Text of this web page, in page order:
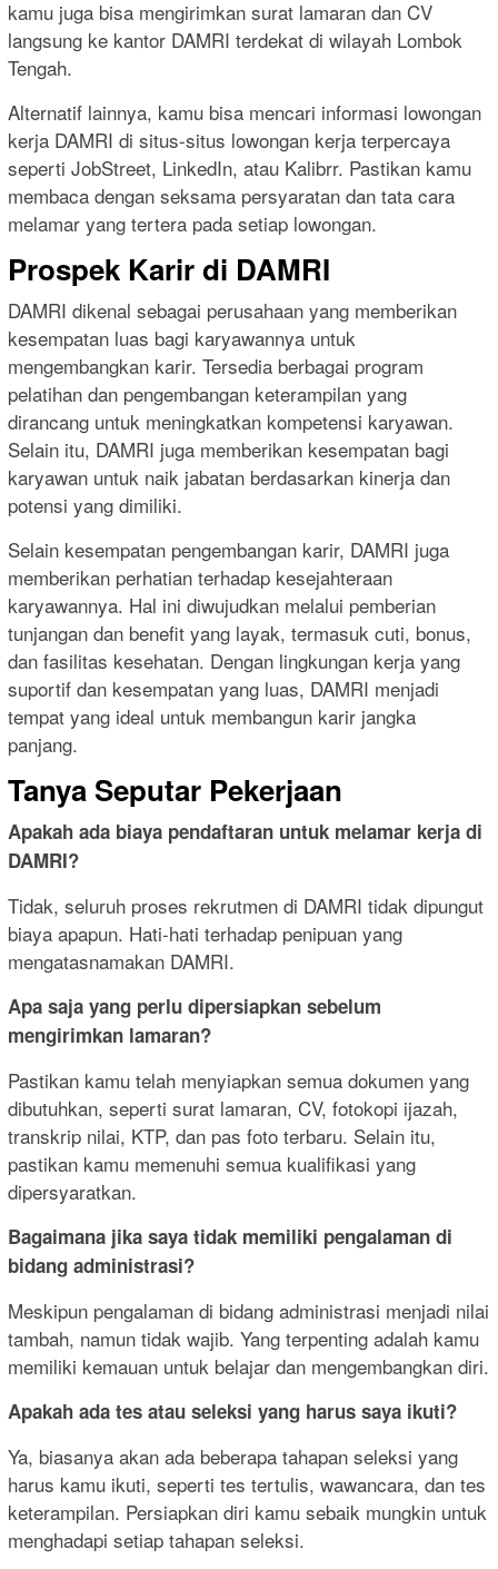
kamu juga bisa mengirimkan surat lamaran dan CV
langsung ke kantor DAMRI terdekat di wilayah Lombok
Tengah.
Alternatif lainnya, kamu bisa mencari informasi lowongan
kerja DAMRI di situs-situs lowongan kerja terpercaya
seperti JobStreet, LinkedIn, atau Kalibrr. Pastikan kamu
membaca dengan seksama persyaratan dan tata cara
melamar yang tertera pada setiap lowongan.
Prospek Karir di DAMRI
DAMRI dikenal sebagai perusahaan yang memberikan
kesempatan luas bagi karyawannya untuk
mengembangkan karir. Tersedia berbagai program
pelatihan dan pengembangan keterampilan yang
dirancang untuk meningkatkan kompetensi karyawan.
Selain itu, DAMRI juga memberikan kesempatan bagi
karyawan untuk naik jabatan berdasarkan kinerja dan
potensi yang dimiliki.
Selain kesempatan pengembangan karir, DAMRI juga
memberikan perhatian terhadap kesejahteraan
karyawannya. Hal ini diwujudkan melalui pemberian
tunjangan dan benefit yang layak, termasuk cuti, bonus,
dan fasilitas kesehatan. Dengan lingkungan kerja yang
suportif dan kesempatan yang luas, DAMRI menjadi
tempat yang ideal untuk membangun karir jangka
panjang.
Tanya Seputar Pekerjaan
Apakah ada biaya pendaftaran untuk melamar kerja di
DAMRI?
Tidak, seluruh proses rekrutmen di DAMRI tidak dipungut
biaya apapun. Hati-hati terhadap penipuan yang
mengatasnamakan DAMRI.
Apa saja yang perlu dipersiapkan sebelum
mengirimkan lamaran?
Pastikan kamu telah menyiapkan semua dokumen yang
dibutuhkan, seperti surat lamaran, CV, fotokopi ijazah,
transkrip nilai, KTP, dan pas foto terbaru. Selain itu,
pastikan kamu memenuhi semua kualifikasi yang
dipersyaratkan.
Bagaimana jika saya tidak memiliki pengalaman di
bidang administrasi?
Meskipun pengalaman di bidang administrasi menjadi nilai
tambah, namun tidak wajib. Yang terpenting adalah kamu
memiliki kemauan untuk belajar dan mengembangkan diri.
Apakah ada tes atau seleksi yang harus saya ikuti?
Ya, biasanya akan ada beberapa tahapan seleksi yang
harus kamu ikuti, seperti tes tertulis, wawancara, dan tes
keterampilan. Persiapkan diri kamu sebaik mungkin untuk
menghadapi setiap tahapan seleksi.